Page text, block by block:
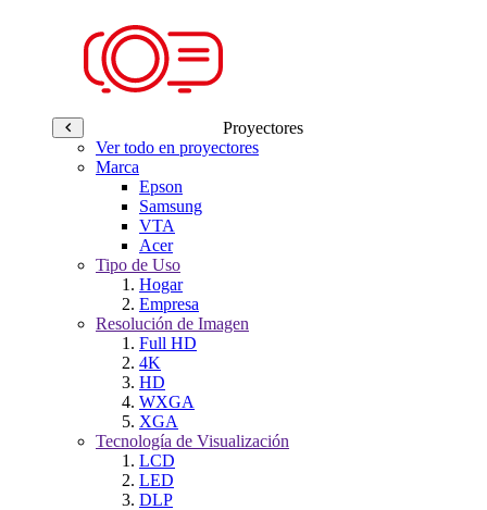
Proyectores
Ver todo en proyectores
Marca
Epson
Samsung
VTA
Acer
Tipo de Uso
Hogar
Empresa
Resolución de Imagen
Full HD
4K
HD
WXGA
XGA
Tecnología de Visualización
LCD
LED
DLP